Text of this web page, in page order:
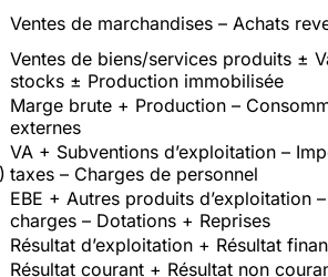
Ventes de marchandises – Achats
Ventes de biens/services produits ±
stocks ± Production immobilisée
Marge brute + Production –
externes
VA + Subventions d’exploitation –
taxes – Charges de personnel
EBE + Autres produits d’exploitation
charges – Dotations + Reprises
Résultat d’exploitation + Résultat
Résultat courant + Résultat non